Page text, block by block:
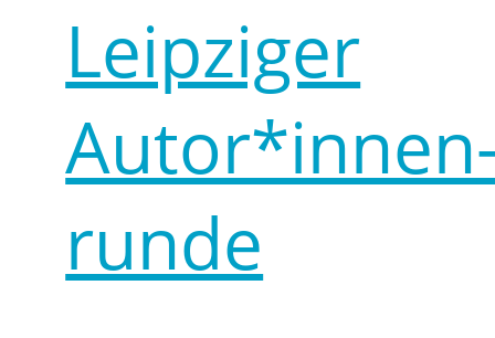
Leipziger
runde